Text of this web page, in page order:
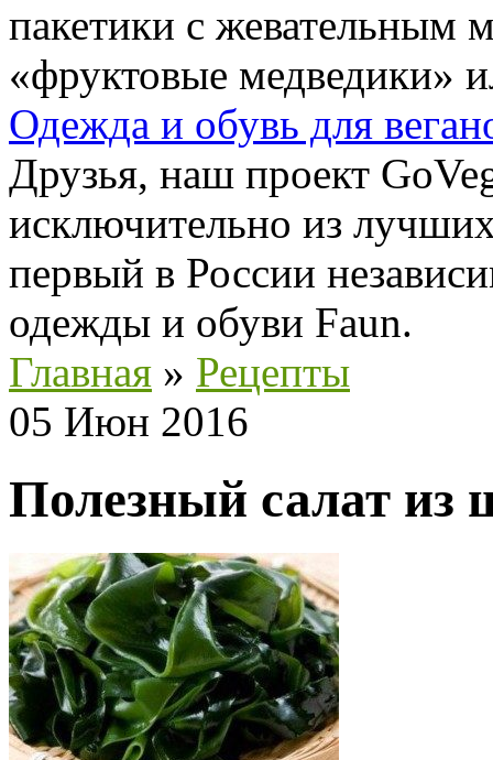
пакетики с жевательным
«фруктовые медведики»
Одежда и обувь для
Друзья, наш проект
исключительно из
первый в России
одежды и обуви Faun.
Главная » Рецепты
05 Июн 2016
Полезный салат из